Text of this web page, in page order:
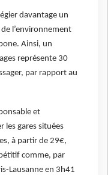
davantage un
l’environnement
Ainsi, un
représente 30
par rapport au
et
les gares situées
à partir de 29€,
comme, par
Lausanne en 3h41